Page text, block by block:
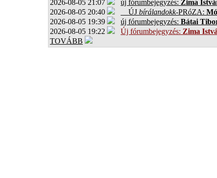
2026-08-05 21:07
új fórumbejegyzés: Zima
2026-08-05 20:40
ÚJ bírálandokk-PRóZA:
2026-08-05 19:39
új fórumbejegyzés: Bátai
2026-08-05 19:22
Új fórumbejegyzés: Zima
TOVÁBB